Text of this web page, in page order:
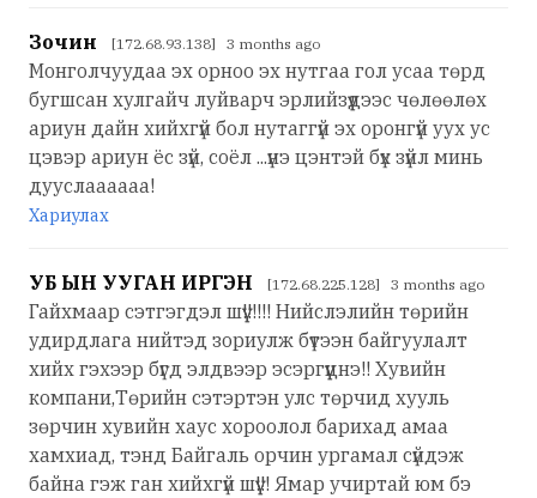
Зочин [172.68.93.138] 3 months ago
Монголчуудаа эх орноо эх нутгаа гол усаа төрд
бугшсан хулгайч луйварч эрлийзүүдээс чөлөөлөх
ариун дайн хийхгүй бол нутаггүй эх оронгүй уух ус
цэвэр ариун ёс зүй, соёл ...үнэ цэнтэй бүх зүйл минь
дууслаааааа!
Хариулах
УБ ЫН УУГАН ИРГЭН [172.68.225.128] 3 months ago
Гайхмаар сэтгэгдэл шүү!!!!!! Нийслэлийн төрийн
удирдлага нийтэд зориулж бүтээн байгуулалт
хийх гэхээр бүгд элдвээр эсэргүүцнэ!! Хувийн
компани,Төрийн сэтэртэн улс төрчид хууль
зөрчин хувийн хаус хороолол барихад амаа
хамхиад, тэнд Байгаль орчин ургамал сүйдэж
байна гэж ган хийхгүй шүү!!! Ямар учиртай юм бэ